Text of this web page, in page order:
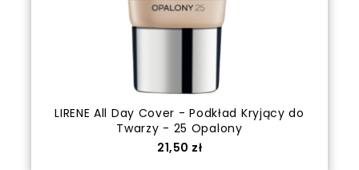
LIRENE All Day Cover - Podkład Kryjący do
Twarzy - 25 Opalony
Cena
21,50 zł